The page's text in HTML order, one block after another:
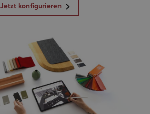
Jetzt konfigurieren